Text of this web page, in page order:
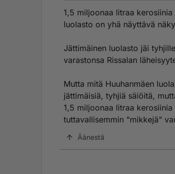
1960-luvun alussa. Luolaston
Luolasto oli alkujaan
Kun telelaitteistot
Nyt vain keksimään käyttöä
Kuopiossa on toinen
1,5 miljoonaa litraa
luolasto on yhä näyttävä
Jättimäinen luolasto jäi
varastonsa Rissalan
Mutta mitä Huuhanmäen
jättimäisiä, tyhjiä säiöitä,
1,5 miljoonaa litraa
tuttavallisemmin "mikkejä"
Äänestä